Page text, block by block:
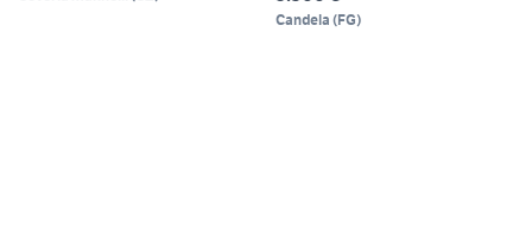
Candela (FG)